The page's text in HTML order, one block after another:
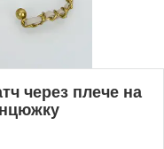
через плече на